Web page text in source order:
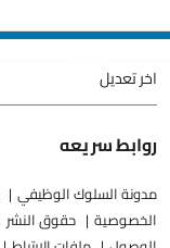
اخر تعديل
روابط سريعه
مدونة السلوك الوظيفي
الخصوصية
حقوق النشر